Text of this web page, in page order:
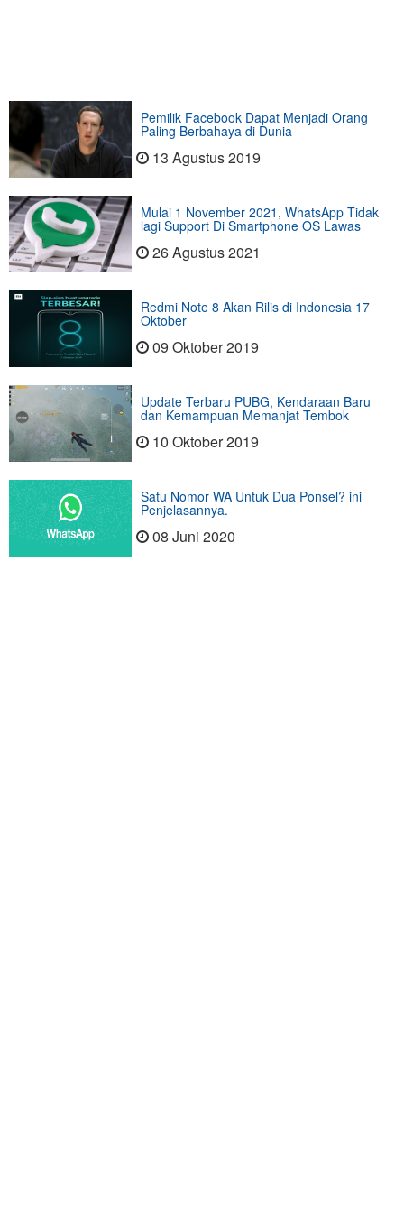
Pemilik Facebook Dapat Menjadi Orang
Paling Berbahaya di Dunia
13 Agustus 2019
Mulai 1 November 2021, WhatsApp Tidak
lagi Support Di Smartphone OS Lawas
26 Agustus 2021
Redmi Note 8 Akan Rilis di Indonesia 17
Oktober
09 Oktober 2019
Update Terbaru PUBG, Kendaraan Baru
dan Kemampuan Memanjat Tembok
10 Oktober 2019
Satu Nomor WA Untuk Dua Ponsel? ini
Penjelasannya.
08 Juni 2020